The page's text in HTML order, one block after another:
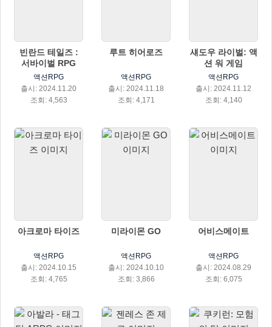
빈란드 테일즈 :
서바이벌 RPG
액션RPG
출시: 2024.11.20
조회: 4,563
루트 히어로즈
액션RPG
출시: 2024.11.18
조회: 4,171
섀도우 라이벌: 액
션 워 게임
액션RPG
출시: 2024.11.12
조회: 4,140
아크로마 타이즈
액션RPG
출시: 2024.10.15
조회: 4,765
미라이몬 GO
액션RPG
출시: 2024.10.10
조회: 3,866
어비스메이트
액션RPG
출시: 2024.08.29
조회: 6,075